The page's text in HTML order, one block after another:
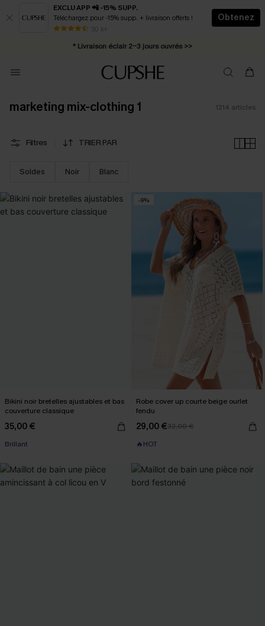
EXCLU APP 📲 -15% SUPP.
Téléchargez pour -15% supp. + livraison offerts !
50 k+
Obtenez
* Livraison éclair 2-3 jours ouvrés >>
Abonnement E-mail : -25% dès 4 achetés >>
marketing mix-clothing 1 1214 articles
Filtres TRIER PAR
Soldes Noir Blanc
Bikini noir bretelles ajustables et bas
couverture classique
35,00 €
Brillant
-9%
Robe cover up courte beige ourlet
fendu
29,00 €32,00 €
🔥HOT